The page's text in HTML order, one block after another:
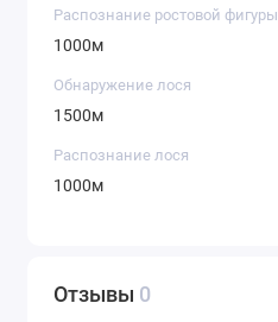
Распознание ростовой фигуры
1000м
Обнаружение лося
1500м
Распознание лося
1000м
Отзывы 0